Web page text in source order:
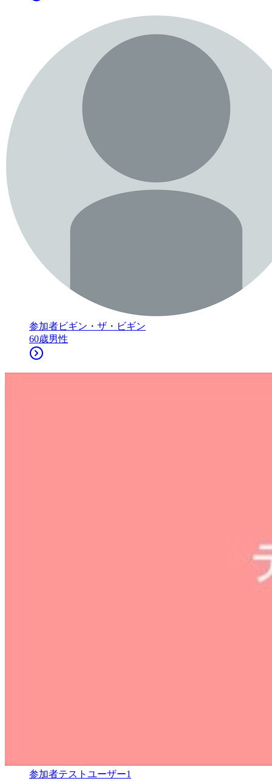
参加者ビギン・ザ・ビギン
60歳男性
参加者テストユーザー1